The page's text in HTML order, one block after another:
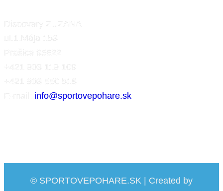
info@sportovepohare.sk
© SPORTOVEPOHARE.SK | Created by